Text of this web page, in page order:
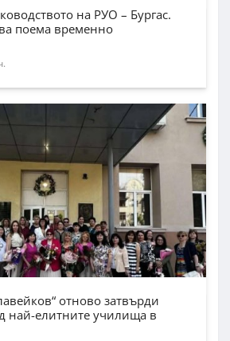
на РУО – Бургас.
поема временно
отново затвърди
най-елитните училища в